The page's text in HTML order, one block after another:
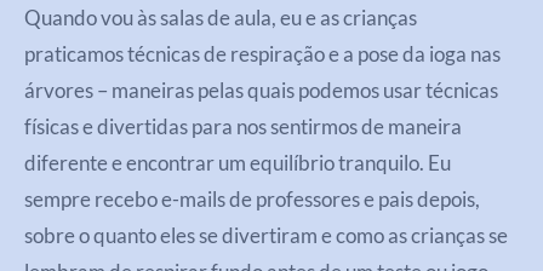
Quando vou às salas de aula, eu e as crianças
praticamos técnicas de respiração e a pose da ioga nas
árvores – maneiras pelas quais podemos usar técnicas
físicas e divertidas para nos sentirmos de maneira
diferente e encontrar um equilíbrio tranquilo. Eu
sempre recebo e-mails de professores e pais depois,
sobre o quanto eles se divertiram e como as crianças se